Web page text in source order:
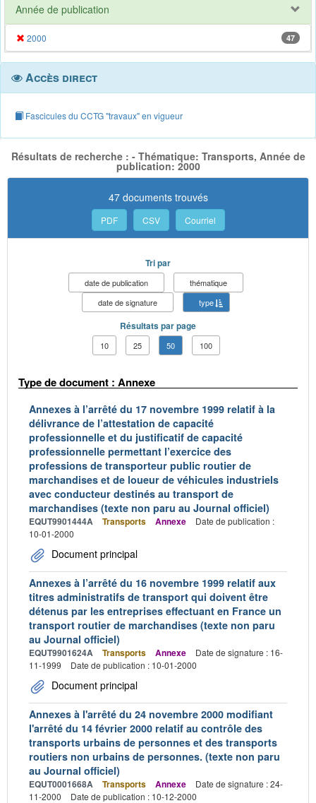
Année de publication
2000 47
Accès direct
Fascicules du CCTG "travaux" en vigueur
Résultats de recherche : - Thématique: Transports, Année de
publication: 2000
47 documents trouvés
PDF CSV Courriel
Tri par
date de publication
thématique
date de signature
type
Résultats par page
10 25 50 100
Type de document : Annexe
Annexes à l’arrêté du 17 novembre 1999 relatif à la
délivrance de l’attestation de capacité
professionnelle et du justificatif de capacité
professionnelle permettant l’exercice des
professions de transporteur public routier de
marchandises et de loueur de véhicules industriels
avec conducteur destinés au transport de
marchandises (texte non paru au Journal officiel)
EQUT9901444A Transports Annexe
Date de publication :
10-01-2000
Document principal
Annexes à l’arrêté du 16 novembre 1999 relatif aux
titres administratifs de transport qui doivent être
détenus par les entreprises effectuant en France un
transport routier de marchandises (texte non paru
au Journal officiel)
EQUT9901624A Transports Annexe
Date de signature : 16-
11-1999
Date de publication : 10-01-2000
Document principal
Annexes à l'arrêté du 24 novembre 2000 modifiant
l'arrêté du 14 février 2000 relatif au contrôle des
transports urbains de personnes et des transports
routiers non urbains de personnes. (texte non paru
au Journal officiel)
EQUT0001668A Transports Annexe
Date de signature : 24-
11-2000
Date de publication : 10-12-2000